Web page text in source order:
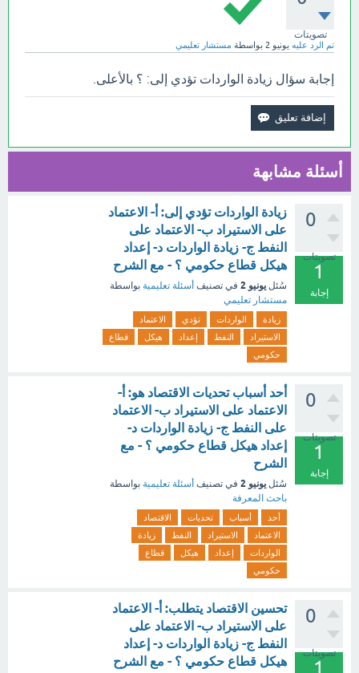
تصويتات
تم الرد عليه يونيو 2 بواسطة مستشار تعليمي
إجابة سؤال زيادة الواردات تؤدي إلى: ؟ بالأعلى.
أسئلة مشابهة
0
تصويتات
1
إجابة
زيادة الواردات تؤدي إلى: أ- الاعتماد
على الاستيراد ب- الاعتماد على
النفط ج- زيادة الواردات د- إعداد
هيكل قطاع حكومي ؟ - مع الشرح
سُئل يونيو 2 في تصنيف أسئلة تعليمية بواسطة
مستشار تعليمي
زيادة الواردات تؤدي
الاعتماد
الاستيراد
النفط إعداد هيكل
قطاع
حكومي
0
تصويتات
1
إجابة
أحد أسباب تحديات الاقتصاد هو: أ-
الاعتماد على الاستيراد ب- الاعتماد
على النفط ج- زيادة الواردات د-
إعداد هيكل قطاع حكومي ؟ - مع
الشرح
سُئل يونيو 2 في تصنيف أسئلة تعليمية بواسطة
باحث المعرفة
أحد أسباب تحديات
الاقتصاد
الاعتماد
الاستيراد النفط
زيادة
الواردات
إعداد هيكل
قطاع
حكومي
0
تصويتات
1
تحسين الاقتصاد يتطلب: أ- الاعتماد
على الاستيراد ب- الاعتماد على
النفط ج- زيادة الواردات د- إعداد
هيكل قطاع حكومي ؟ - مع الشرح